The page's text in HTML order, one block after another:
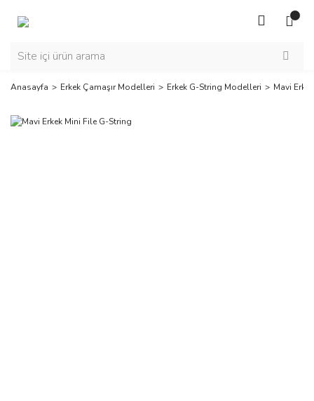
Anasayfa Erkek Çamaşır Modelleri Erkek G-String Modelleri Mavi